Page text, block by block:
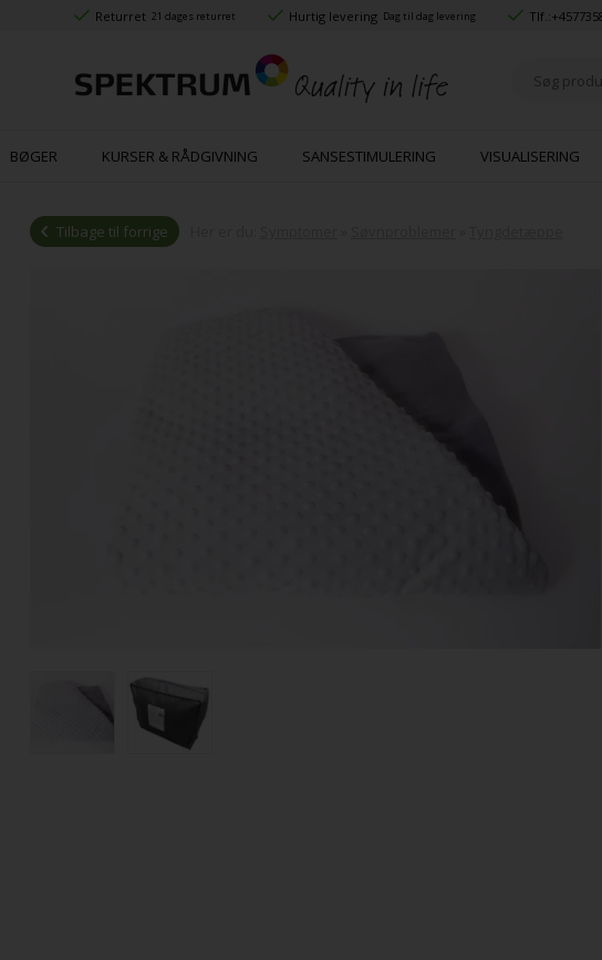
Returret 21 dages returret Hurtig levering Dag til dag levering Tlf.:
BØGER KURSER & RÅDGIVNING SANSESTIMULERING VISUALISERING
Tilbage til forrige